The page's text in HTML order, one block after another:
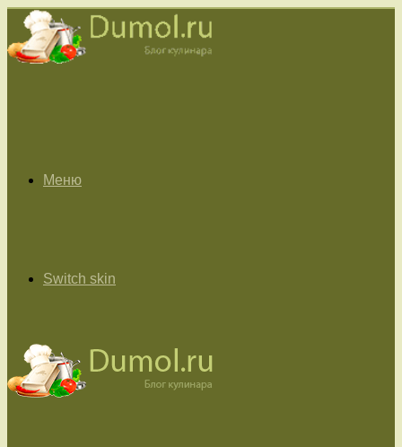
Меню
Switch skin